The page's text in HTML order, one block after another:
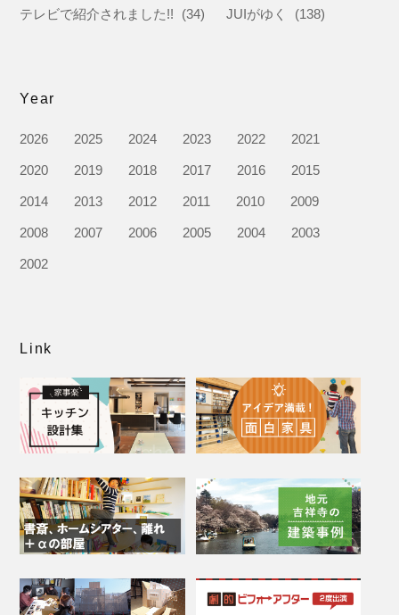
テレビで紹介されました!! (34) JUIがゆく (138)
Year
2026 2025 2024 2023 2022 2021
2020 2019 2018 2017 2016 2015
2014 2013 2012 2011 2010 2009
2008 2007 2006 2005 2004 2003
2002
Link